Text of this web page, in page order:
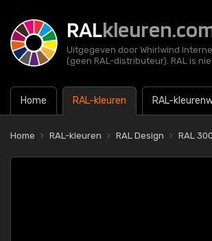
RAL
Uitgegeven door Whirlwind
(geen RAL-distributeur). RAL is
Home RAL-kleuren RAL-
Home RAL-kleuren RAL Design RAL